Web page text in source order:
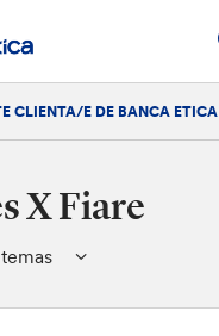
CLIENTA/E DE BANCA ETICA
X Fiare